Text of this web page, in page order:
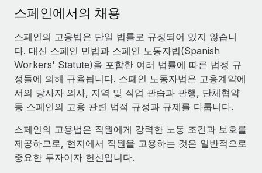
전문가 상담
글로벌 인사 및 규정 준수 업무 처리에 전문가 지원 제공
신원 조사
채용 후보자 심사 프로세스 간소화
Compliance Watchtower
기기 관리
전 세계 IT 장비 제공 및 추적 관리
Remote Build 곧 제공 예정
사례 연구
급여 및 인재 인사이트
지원받기
모든 리소스 보기
글로벌 급여
EOR 및 PEO
스페인에서의 채용
스페인의 고용법은 단일 법률로 규정되어 있지 않습니
다. 대신 스페인 민법과 스페인 노동자법(Spanish
Workers' Statute)을 포함한 여러 법률에 따른 법정 규
정들에 의해 규율됩니다. 스페인 노동자법은 고용계약에
서의 당사자 의사, 지역 및 직업 관습과 관행, 단체협약
등 스페인의 고용 관련 법적 규정과 규제를 다룹니다.
스페인의 고용법은 직원에게 강력한 노동 조건과 보호를
제공하므로, 현지에서 직원을 고용하는 것은 일반적으로
중요한 투자이자 헌신입니다.